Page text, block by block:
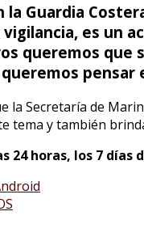
la Guardia
es un
queremos que
la Secretaría de
tema y también
horas, los 7 días